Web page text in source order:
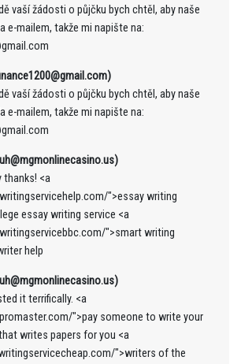
vaší žádosti o půjčku bych chtěl, aby naše
e-mailem, takže mi napište na:
vaší žádosti o půjčku bych chtěl, aby naše
e-mailem, takže mi napište na:
thanks! <a
">essay writing
essay writing service <a
">smart writing
help
it terrifically. <a
">pay someone to write your
writes papers for you <a
">writers of the